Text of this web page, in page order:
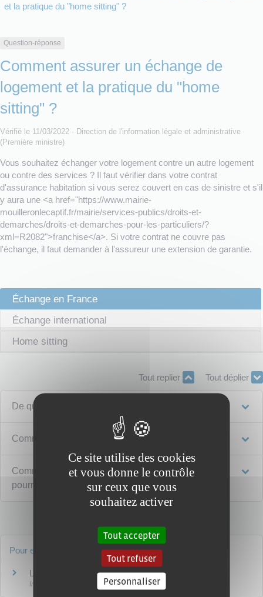
et la pratique du "home sitting" ?
Question-réponse
Comment assurer un échange de
logement et la pratique du "home
sitting" ?
Vérifié le 11/03/2022 - Direction de l'information légale et administrative
(Première ministre)
Vous souhaitez échanger votre logement contre un autre logement
ou contre des services ? Il faut vérifier dans votre contrat
d'assurance habitation si vous serez couvert en cas de sinistre et s'il
y aura une <a href="https://www.mairie-
mouilleronlecaptif.fr/mairie/services-publics/droits-et-
demarches/droits-et-demarches-pour-les-particuliers/?
xml=R2082">franchise</a>. Si votre contrat ne couvre pas
l'échange, il faut demander à l'assureur une extension de garantie.
Échange en France
Échange international
Home sitting
Tout replier Tout déplier
De quoi s'agit-il ?
Comment protéger votre logement ?
Comment se protéger pour les dommages qu'on
pourrait commettre ?
Pour en savoir plus
L'assurance multirisques habitation
Institut national de la consommation (INC)
Ce site utilise des cookies
et vous donne le contrôle
sur ceux que vous
souhaitez activer
Tout accepter
Tout refuser
Personnaliser